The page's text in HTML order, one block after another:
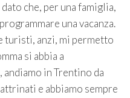
dato che, per una famiglia,
una vacanza.
turisti, anzi, mi permetto
si abbia a
in Trentino da
e abbiamo sempre